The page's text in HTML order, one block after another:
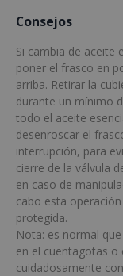
Consejos
Si cambia de aceite
poner el frasco en
arriba. Retirar la
durante un mínimo
todo el aceite
desenroscar el
interrupción, para
cierre de la válvula
en caso de
cabo esta
protegida.
Nota: es normal
en el cuentagotas o
cuidadosamente